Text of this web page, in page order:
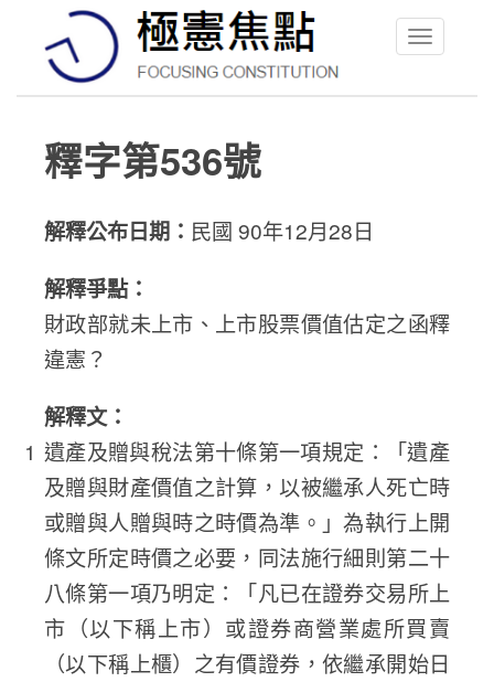
Toggle
釋字第536號
解釋公布日期： 民國 90年12月28日
解釋爭點：
財政部就未上市、上市股票價值估定之函釋
違憲？
解釋文：
遺產及贈與稅法第十條第一項規定：「遺產
及贈與財產價值之計算，以被繼承人死亡時
或贈與人贈與時之時價為準。」為執行上開
條文所定時價之必要，同法施行細則第二十
八條第一項乃明定：「凡已在證券交易所上
市（以下稱上市）或證券商營業處所買賣
（以下稱上櫃）之有價證券，依繼承開始日